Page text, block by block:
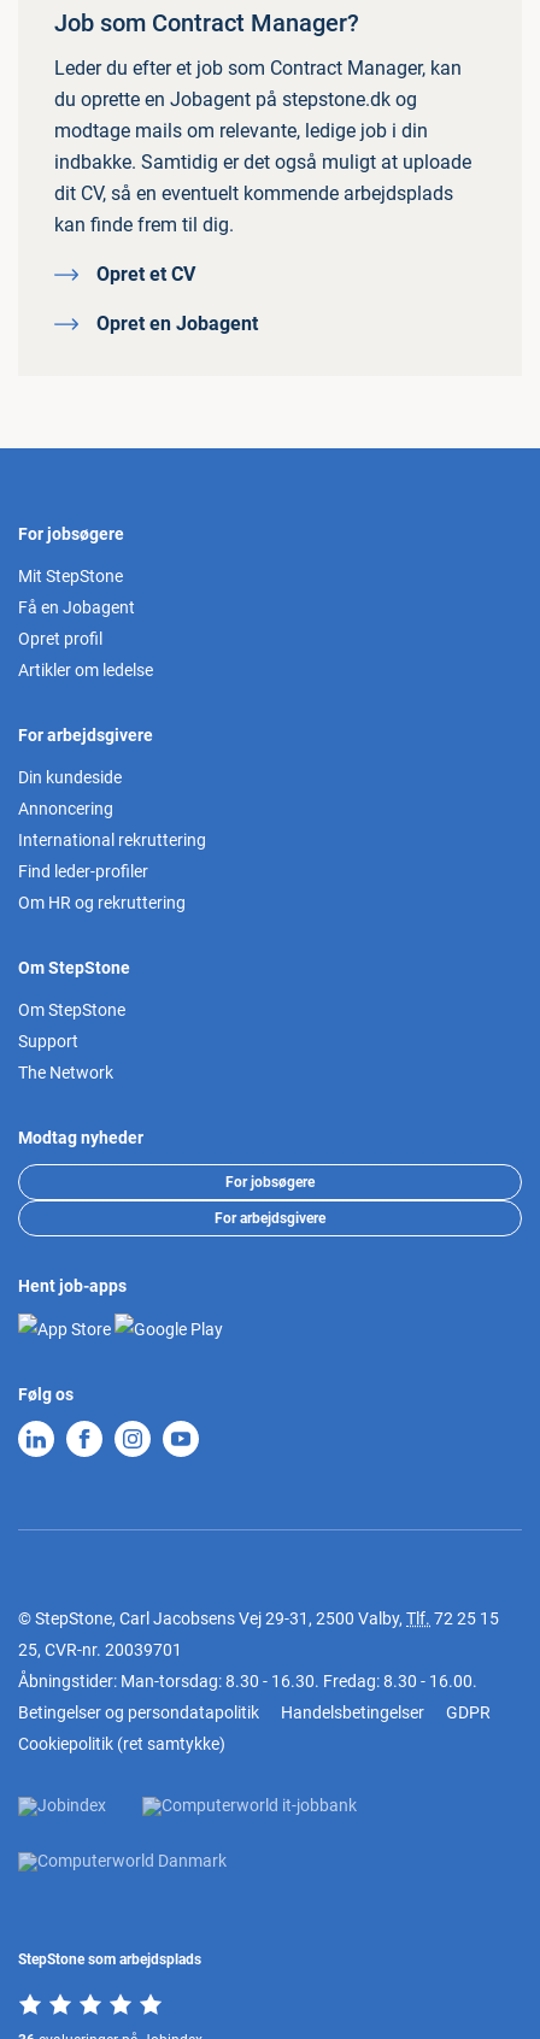
Job som Contract Manager?
Leder du efter et job som Contract Manager, kan
du oprette en Jobagent på stepstone.dk og
modtage mails om relevante, ledige job i din
indbakke. Samtidig er det også muligt at uploade
dit CV, så en eventuelt kommende arbejdsplads
kan finde frem til dig.
Opret et CV
Opret en Jobagent
For jobsøgere
Mit StepStone
Få en Jobagent
Opret profil
Artikler om ledelse
For arbejdsgivere
Din kundeside
Annoncering
International rekruttering
Find leder-profiler
Om HR og rekruttering
Om StepStone
Om StepStone
Support
The Network
Modtag nyheder
For jobsøgere
For arbejdsgivere
Hent job-apps
Følg os
© StepStone, Carl Jacobsens Vej 29-31, 2500 Valby, Tlf. 72 25 15
25, CVR-nr. 20039701
Åbningstider: Man-torsdag: 8.30 - 16.30. Fredag: 8.30 - 16.00.
Betingelser og persondatapolitik
Handelsbetingelser
GDPR
Cookiepolitik (ret samtykke)
StepStone som arbejdsplads